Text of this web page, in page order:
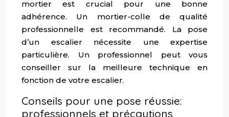
mortier est crucial pour une bonne
adhérence. Un mortier-colle de qualité
professionnelle est recommandé. La pose
d’un escalier nécessite une expertise
particulière. Un professionnel peut vous
conseiller sur la meilleure technique en
fonction de votre escalier.
Conseils pour une pose réussie:
professionnels et précautions